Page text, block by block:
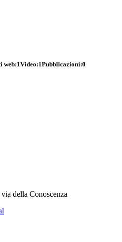
web:1Video:1Pubblicazioni:0
della Conoscenza